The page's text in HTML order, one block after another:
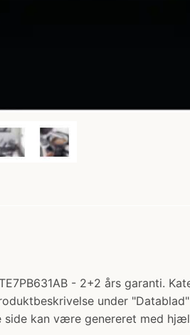
- 2+2 års garanti.
under
side kan være genereret med